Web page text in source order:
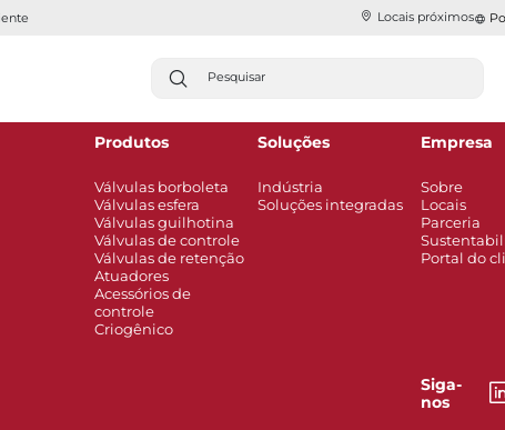
Locais próximos
Produtos
Válvulas borboleta
Válvulas esfera
Válvulas guilhotina
Válvulas de controle
Válvulas de retenção
Atuadores
Acessórios de
controle
Criogênico
Soluções
Indústria
Soluções integradas
Empresa
Sobre
Locais
Parceria
Portal do
Siga-
nos